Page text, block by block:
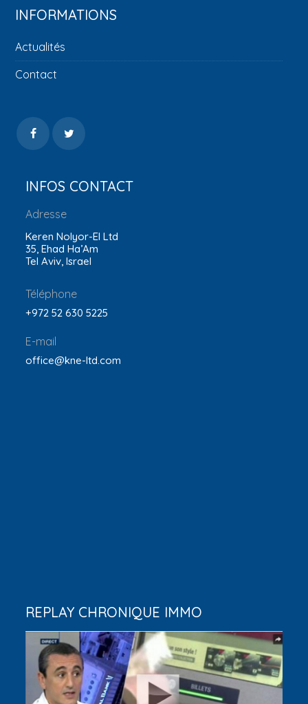
INFORMATIONS
Actualités
Contact
INFOS CONTACT
Adresse
Keren Nolyor-El Ltd
35, Ehad Ha’Am
Tel Aviv, Israel
Téléphone
+972 52 630 5225
E-mail
office@kne-ltd.com
REPLAY CHRONIQUE IMMO